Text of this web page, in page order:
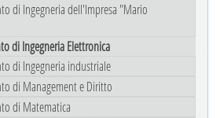
di Ingegneria dell'Impresa "Mario
di Ingegneria Elettronica
di Ingegneria industriale
di Management e Diritto
di Matematica